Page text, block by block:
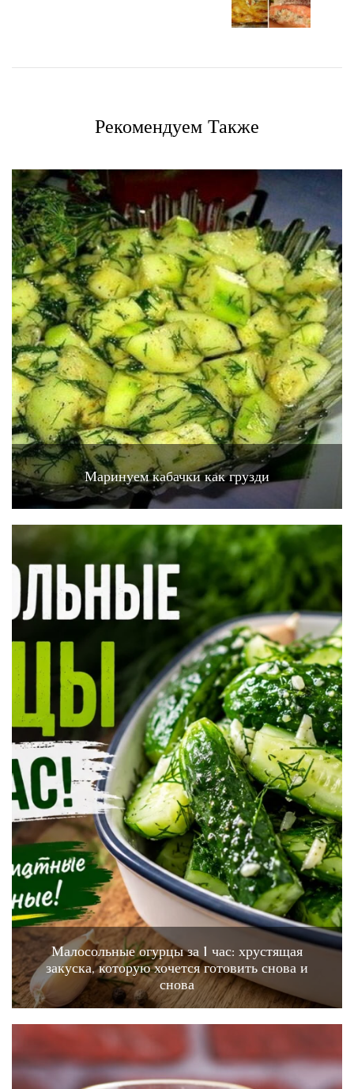
Рекомендуем Также
Маринуем кабачки как грузди
Малосольные огурцы за 1 час: хрустящая
закуска, которую хочется готовить снова и
снова